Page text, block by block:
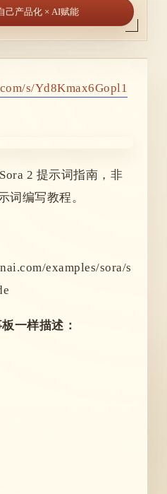
己产品化 × AI赋能
s/Yd8Kmax6Gopl1
2 提示词指南，非
词编写教程。
examples/sora/s
一样描述：